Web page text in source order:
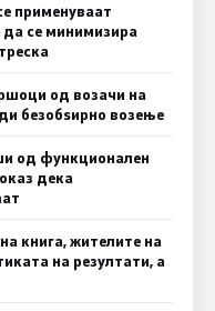
применуваат
се минимизира
од возачи на
безобѕирно возење
од функционален
дека
книга, жителите на
на резултати, а